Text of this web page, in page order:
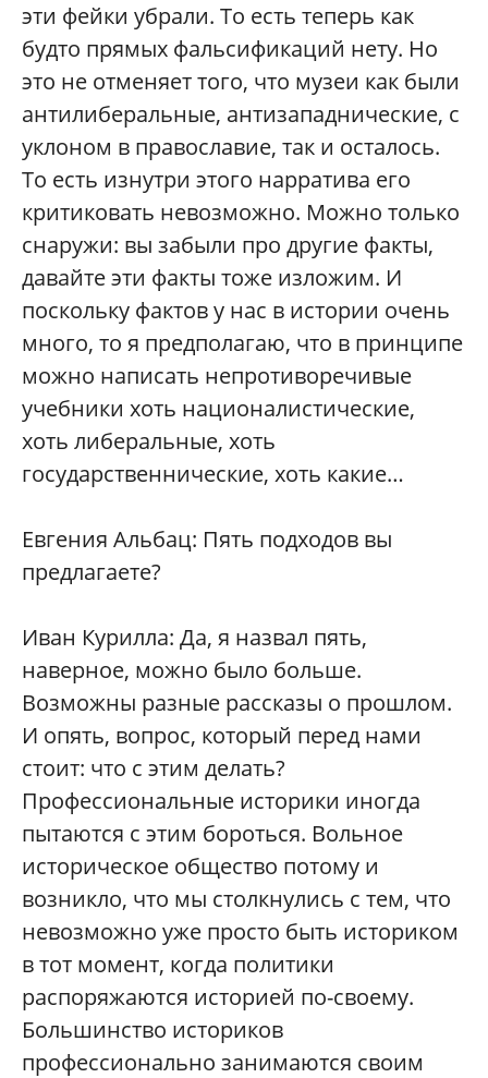
эти фейки убрали. То есть теперь как
будто прямых фальсификаций нету. Но
это не отменяет того, что музеи как были
антилиберальные, антизападнические, с
уклоном в православие, так и осталось.
То есть изнутри этого нарратива его
критиковать невозможно. Можно только
снаружи: вы забыли про другие факты,
давайте эти факты тоже изложим. И
поскольку фактов у нас в истории очень
много, то я предполагаю, что в принципе
можно написать непротиворечивые
учебники хоть националистические,
хоть либеральные, хоть
государственнические, хоть какие…
Евгения Альбац: Пять подходов вы
предлагаете?
Иван Курилла: Да, я назвал пять,
наверное, можно было больше.
Возможны разные рассказы о прошлом.
И опять, вопрос, который перед нами
стоит: что с этим делать?
Профессиональные историки иногда
пытаются с этим бороться. Вольное
историческое общество потому и
возникло, что мы столкнулись с тем, что
невозможно уже просто быть историком
в тот момент, когда политики
распоряжаются историей по-своему.
Большинство историков
профессионально занимаются своим